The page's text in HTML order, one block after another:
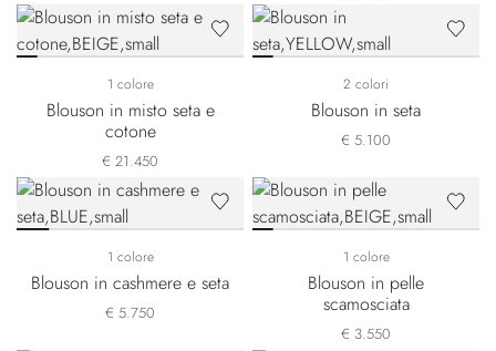
1 colore
Blouson in misto seta e
cotone
€ 21.450
2 colori
Blouson in seta
€ 5.100
1 colore
Blouson in cashmere e seta
€ 5.750
1 colore
Blouson in pelle
scamosciata
€ 3.550